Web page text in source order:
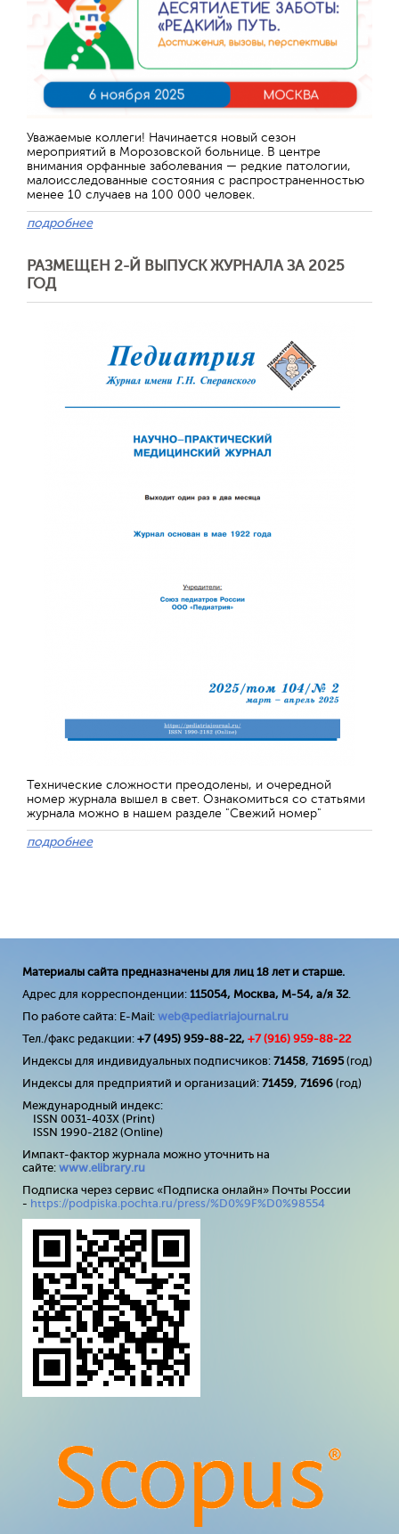
Уважаемые коллеги! Начинается новый сезон
мероприятий в Морозовской больнице. В центре
внимания орфанные заболевания — редкие патологии,
малоисследованные состояния с распространенностью
менее 10 случаев на 100 000 человек.
подробнее
РАЗМЕЩЕН 2-Й ВЫПУСК ЖУРНАЛА ЗА 2025
ГОД
Технические сложности преодолены, и очередной
номер журнала вышел в свет. Ознакомиться со статьями
журнала можно в нашем разделе "Свежий номер"
подробнее
Материалы сайта предназначены для лиц 18 лет и старше.
Адрес для корреспонденции: 115054, Москва, М-54, а/я 32.
По работе сайта: E-Mail: web@pediatriajournal.ru
Тел./факс редакции: +7 (495) 959-88-22, +7 (916) 959-88-22
Индексы для индивидуальных подписчиков: 71458, 71695(год)
Индексы для предприятий и организаций: 71459, 71696 (год)
Международный индекс:
ISSN 0031-403X (Print)
ISSN 1990-2182 (Online)
Импакт-фактор журнала можно уточнить на
сайте: www.elibrary.ru
Подписка через сервис «Подписка онлайн» Почты России
- https://podpiska.pochta.ru/press/%D0%9F%D0%98554